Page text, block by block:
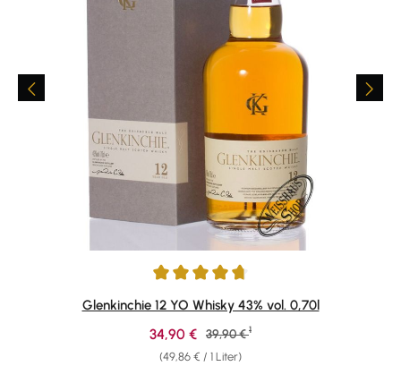
Durchschnittliche Bewertung von 4.77 von 5 Sternen
Glenkinchie 12 YO Whisky 43% vol. 0,70l
(49,86 € / 1 Liter)
Verkaufspreis:
34,90 € Regulärer Preis:
39,90 € 1